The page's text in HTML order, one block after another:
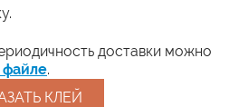
доставки можно
файле.
КЛЕЙ